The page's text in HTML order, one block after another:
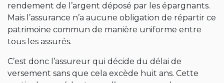
rendement de l’argent déposé par les épargnants.
Mais l’assurance n’a aucune obligation de répartir ce
patrimoine commun de manière uniforme entre
tous les assurés.
C’est donc l’assureur qui décide du délai de
versement sans que cela excède huit ans. Cette